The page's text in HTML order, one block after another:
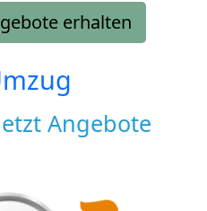
erhalten
Angebote